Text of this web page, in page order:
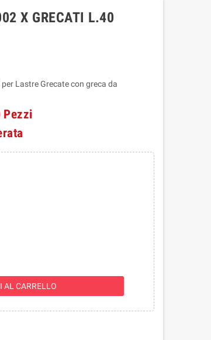
X GRECATI L.40
Lastre Grecate con greca da
Pezzi
AL CARRELLO